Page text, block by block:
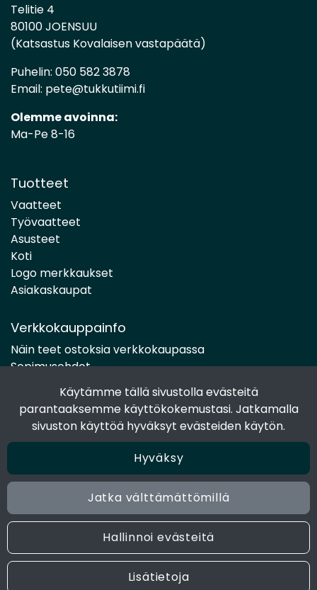
Käytämme tällä sivustolla evästeitä
parantaaksemme käyttökokemustasi. Jatkamalla
sivuston käyttöä hyväksyt evästeiden käytön.
Hyväksy
Jatka välttämättömillä
Hallinnoi evästeitä
Lisätietoja
Telitie 4
80100 JOENSUU
(Katsastus Kovalaisen vastapäätä)
Puhelin: 050 582 3878
Email: pete@tukkutiimi.fi
Olemme avoinna:
Ma-Pe 8-16
Tuotteet
Vaatteet
Työvaatteet
Asusteet
Koti
Logo merkkaukset
Asiakaskaupat
Verkkokauppainfo
Näin teet ostoksia verkkokaupassa
Sopimusehdot
Maksutavat
Tietosuojaseloste
Seuraa sosiaalisessa mediassa
Facebook
Instagram
© 2024 Joen Tukkutiimi. All rights reserved. Site by